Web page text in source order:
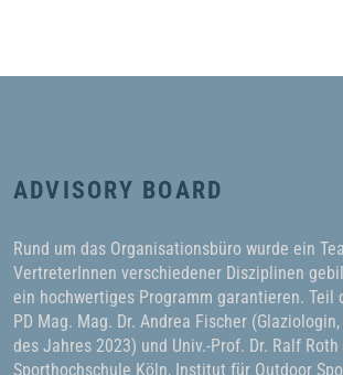
ADVISORY BOARD
Rund um das Organisationsbüro wurde ein
VertreterInnen verschiedener Disziplinen
ein hochwertiges Programm garantieren. Teil
PD Mag. Mag. Dr. Andrea Fischer
des Jahres 2023) und Univ.-Prof. Dr. Ralf Roth
Sporthochschule Köln, Institut für Outdoor